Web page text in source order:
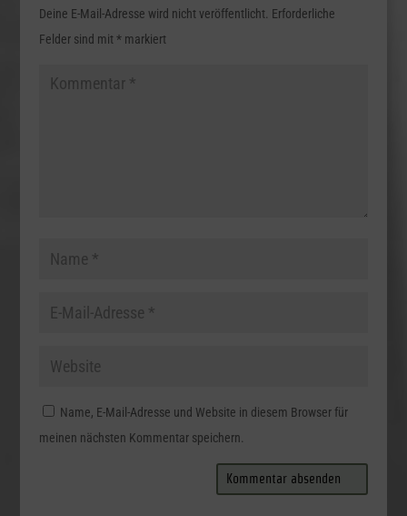
Deine E-Mail-Adresse wird nicht veröffentlicht. Erforderliche
Felder sind mit*markiert
Name, E-Mail-Adresse und Website in diesem Browser für
meinen nächsten Kommentar speichern.